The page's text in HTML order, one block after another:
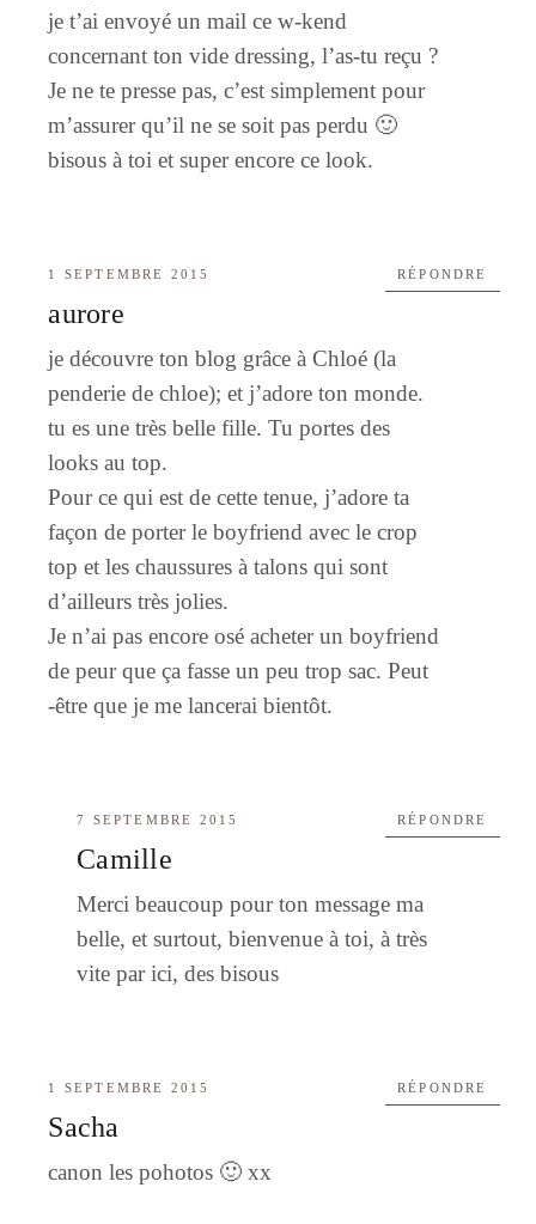
je t’ai envoyé un mail ce w-kend
concernant ton vide dressing, l’as-tu reçu ?
Je ne te presse pas, c’est simplement pour
m’assurer qu’il ne se soit pas perdu 🙂
bisous à toi et super encore ce look.
1 SEPTEMBRE 2015
aurore
je découvre ton blog grâce à Chloé (la
penderie de chloe); et j’adore ton monde.
tu es une très belle fille. Tu portes des
looks au top.
Pour ce qui est de cette tenue, j’adore ta
façon de porter le boyfriend avec le crop
top et les chaussures à talons qui sont
d’ailleurs très jolies.
Je n’ai pas encore osé acheter un boyfriend
de peur que ça fasse un peu trop sac. Peut
-être que je me lancerai bientôt.
RÉPONDRE
7 SEPTEMBRE 2015
Camille
Merci beaucoup pour ton message ma
belle, et surtout, bienvenue à toi, à très
vite par ici, des bisous
RÉPONDRE
1 SEPTEMBRE 2015
Sacha
canon les pohotos 🙂 xx
RÉPONDRE